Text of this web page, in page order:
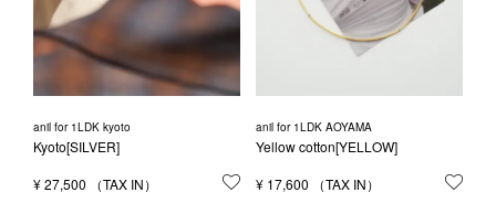
anil for 1LDK kyoto
Kyoto[SILVER]
¥27,500 お気に入りに登録する
anil for 1LDK AOYAMA
Yellow cotton[YELLOW]
¥ 17,600